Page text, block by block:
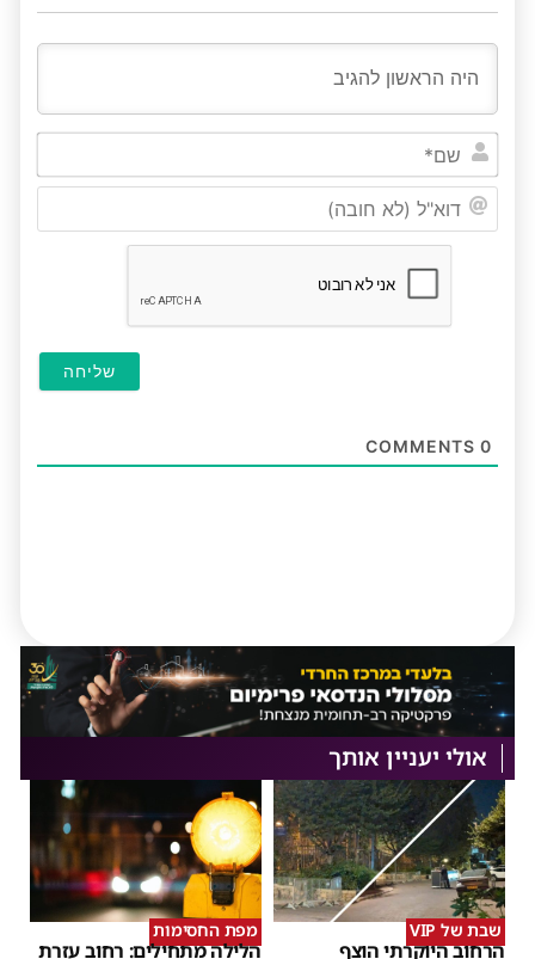
שם*
0
אולי יעניין אותך
שבת של VIP
הרחוב היוקרתי הוצף
מפת החסימות
הלילה מתחילים: רחוב עזרת